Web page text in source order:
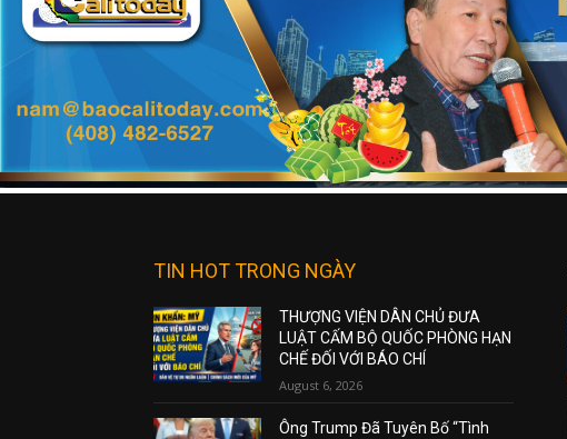
TIN HOT TRONG NGÀY
THƯỢNG VIỆN DÂN CHỦ ĐƯA
LUẬT CẤM BỘ QUỐC PHÒNG HẠN
CHẾ ĐỐI VỚI BÁO CHÍ
August 6, 2026
Ông Trump Đã Tuyên Bố “Tình